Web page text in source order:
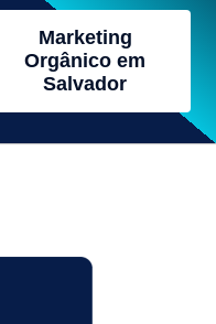
Marketing
Orgânico em
Salvador